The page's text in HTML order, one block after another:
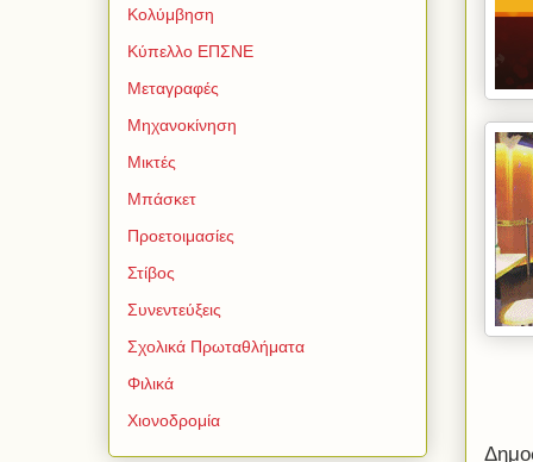
Κολύμβηση
Κύπελλο ΕΠΣΝΕ
Μεταγραφές
Μηχανοκίνηση
Μικτές
Μπάσκετ
Προετοιμασίες
Στίβος
Συνεντεύξεις
Σχολικά Πρωταθλήματα
Φιλικά
Χιονοδρομία